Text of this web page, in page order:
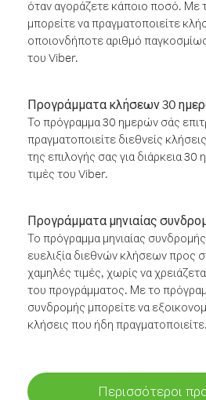
όταν αγοράζετε κάποιο ποσό. Με
μπορείτε να πραγματοποιείτε
οποιονδήποτε αριθμό
του Viber.
Προγράμματα κλήσεων 30
Το πρόγραμμα 30 ημερών σάς
πραγματοποιείτε διεθνείς
της επιλογής σας για διάρκεια 30
τιμές του Viber.
Προγράμματα μηνιαίας
Το πρόγραμμα μηνιαίας
ευελιξία διεθνών κλήσεων προς
χαμηλές τιμές, χωρίς να
του προγράμματος. Με το
συνδρομής μπορείτε να
κλήσεις που ήδη πραγματοποιείτε.
Περισσότεροι